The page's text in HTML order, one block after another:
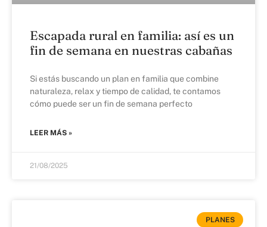
Escapada rural en familia: así es un
fin de semana en nuestras cabañas
Si estás buscando un plan en familia que combine
naturaleza, relax y tiempo de calidad, te contamos
cómo puede ser un fin de semana perfecto
LEER MÁS »
21/08/2025
PLANES